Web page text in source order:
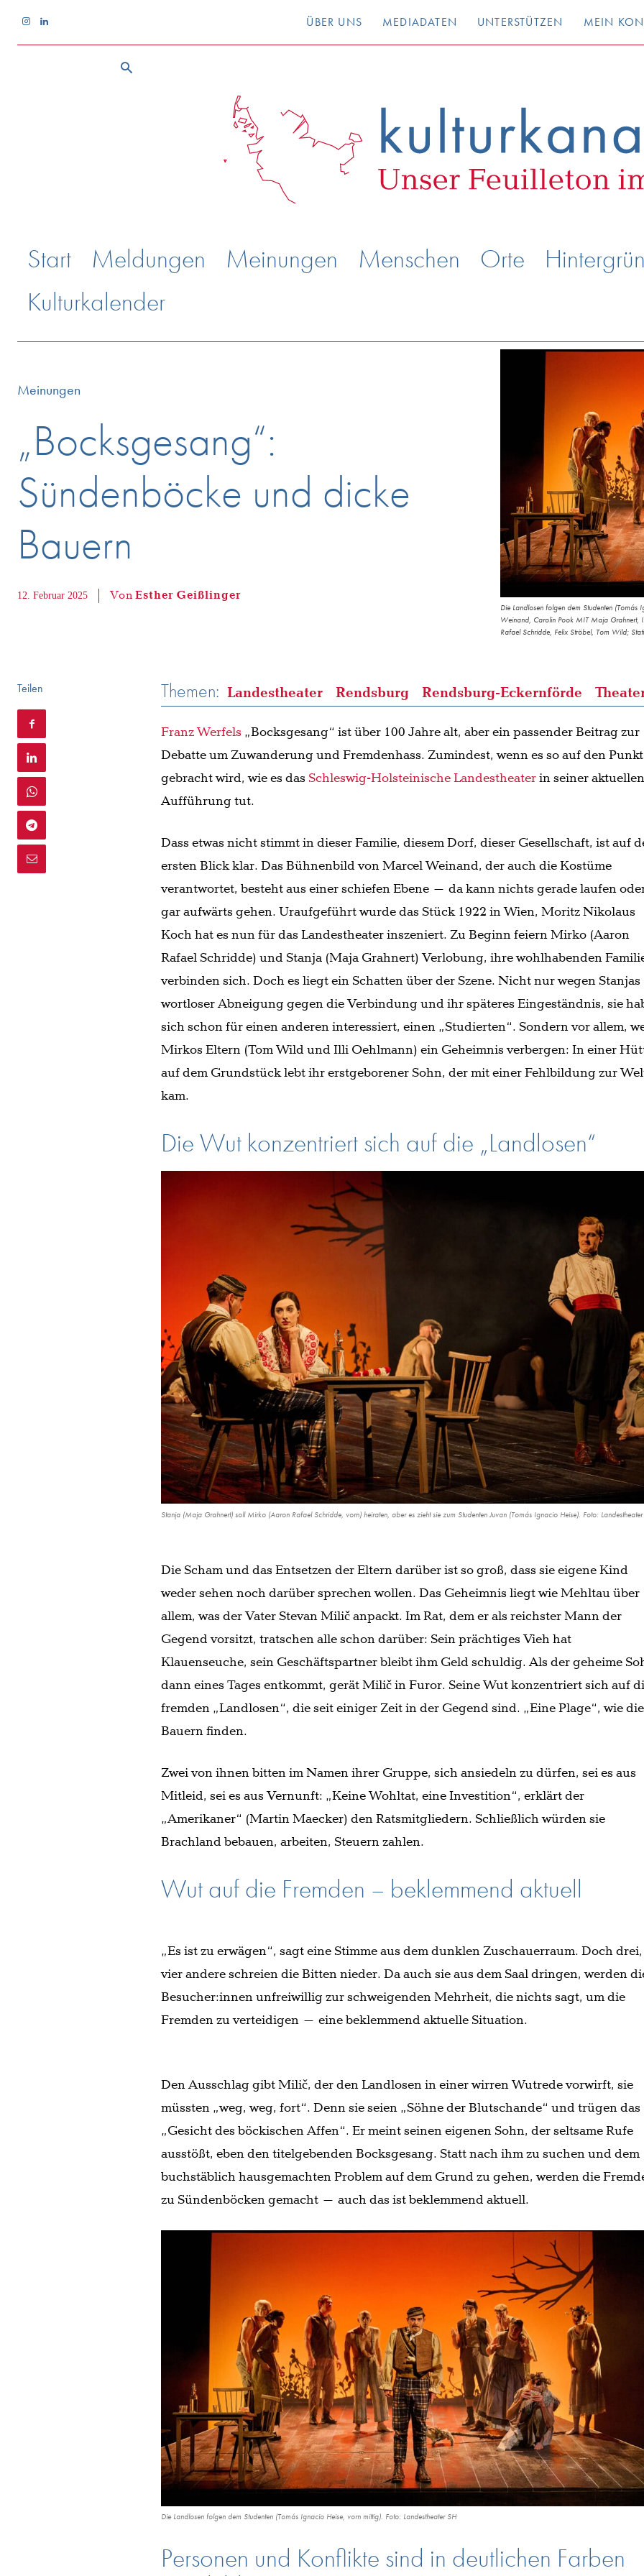
ÜBER UNS MEDIADATEN UNTERSTÜTZEN MEIN
Start Meldungen Meinungen Menschen Orte
Kulturkalender
Meinungen
„Bocksgesang“:
Sündenböcke und dicke
Bauern
12. Februar 2025 VonEsther Geißlinger
Die Landlosen folgen dem Studenten
Weinand, Carolin Pook MIT Maja Grahnert,
Rafael Schridde, Felix Ströbel, Tom Wild;
Teilen Themen: Landestheater Rendsburg Rendsburg-Eckernförde
Franz Werfels „Bocksgesang“ ist über 100 Jahre alt, aber ein passender Beitrag zur
Debatte um Zuwanderung und Fremdenhass. Zumindest, wenn es so auf den Punkt
gebracht wird, wie es das Schleswig-Holsteinische Landestheaterin seiner
Aufführung tut.
Dass etwas nicht stimmt in dieser Familie, diesem Dorf, dieser Gesellschaft, ist auf
ersten Blick klar. Das Bühnenbild von Marcel Weinand, der auch die Kostüme
verantwortet, besteht aus einer schiefen Ebene – da kann nichts gerade laufen
gar aufwärts gehen. Uraufgeführt wurde das Stück 1922 in Wien, Moritz Nikolaus
Koch hat es nun für das Landestheater inszeniert. Zu Beginn feiern Mirko (Aaron
Rafael Schridde) und Stanja (Maja Grahnert) Verlobung, ihre wohlhabenden
verbinden sich. Doch es liegt ein Schatten über der Szene. Nicht nur wegen Stanjas
wortloser Abneigung gegen die Verbindung und ihr späteres Eingeständnis, sie
sich schon für einen anderen interessiert, einen „Studierten“. Sondern vor allem,
Mirkos Eltern (Tom Wild und Illi Oehlmann) ein Geheimnis verbergen: In einer
auf dem Grundstück lebt ihr erstgeborener Sohn, der mit einer Fehlbildung zur
kam.
Die Wut konzentriert sich auf die „Landlosen“
Stanja (Maja Grahnert) soll Mirko (Aaron Rafael Schridde, vorn) heiraten, aber es zieht sie zum Studenten Juvan (Tomás Ignacio Heise). Foto:
Die Scham und das Entsetzen der Eltern darüber ist so groß, dass sie eigene Kind
weder sehen noch darüber sprechen wollen. Das Geheimnis liegt wie Mehltau über
allem, was der Vater Stevan Milič anpackt. Im Rat, dem er als reichster Mann der
Gegend vorsitzt, tratschen alle schon darüber: Sein prächtiges Vieh hat
Klauenseuche, sein Geschäftspartner bleibt ihm Geld schuldig. Als der geheime
dann eines Tages entkommt, gerät Milič in Furor. Seine Wut konzentriert sich auf
fremden „Landlosen“, die seit einiger Zeit in der Gegend sind. „Eine Plage“, wie die
Bauern finden.
Zwei von ihnen bitten im Namen ihrer Gruppe, sich ansiedeln zu dürfen, sei es aus
Mitleid, sei es aus Vernunft: „Keine Wohltat, eine Investition“, erklärt der
„Amerikaner“ (Martin Maecker) den Ratsmitgliedern. Schließlich würden sie
Brachland bebauen, arbeiten, Steuern zahlen.
Wut auf die Fremden – beklemmend aktuell
„Es ist zu erwägen“, sagt eine Stimme aus dem dunklen Zuschauerraum. Doch drei,
vier andere schreien die Bitten nieder. Da auch sie aus dem Saal dringen, werden
Besucher:innen unfreiwillig zur schweigenden Mehrheit, die nichts sagt, um die
Fremden zu verteidigen – eine beklemmend aktuelle Situation.
Den Ausschlag gibt Milič, der den Landlosen in einer wirren Wutrede vorwirft, sie
müssten „weg, weg, fort“. Denn sie seien „Söhne der Blutschande“ und trügen das
„Gesicht des böckischen Affen“. Er meint seinen eigenen Sohn, der seltsame Rufe
ausstößt, eben den titelgebenden Bocksgesang. Statt nach ihm zu suchen und dem
buchstäblich hausgemachten Problem auf dem Grund zu gehen, werden die
zu Sündenböcken gemacht – auch das ist beklemmend aktuell.
Die Landlosen folgen dem Studenten (Tomás Ignacio Heise, vorn mittig). Foto: Landestheater SH
Personen und Konflikte sind in deutlichen Farben